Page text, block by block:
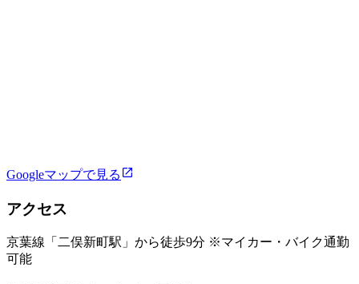
Googleマップで見る
アクセス
京葉線「二俣新町駅」から徒歩9分 ※マイカー・バイク通勤
可能